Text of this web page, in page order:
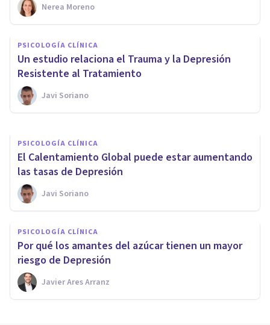
Nerea Moreno
PSICOLOGÍA CLÍNICA
Un estudio relaciona el Trauma y la Depresión
Resistente al Tratamiento
Javi Soriano
PSICOLOGÍA CLÍNICA
¿Puede la Realidad Virtual
ayudar a tratar la Depresión en
los jóvenes?
Sonia Ruz Comas
PSICOLOGÍA CLÍNICA
El Calentamiento Global puede estar aumentando
las tasas de Depresión
Javi Soriano
PSICOLOGÍA CLÍNICA
Por qué los amantes del azúcar tienen un mayor
riesgo de Depresión
Javier Ares Arranz